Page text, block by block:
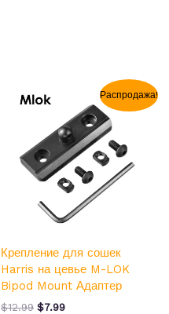
Распродажа!
Крепление для сошек
Harris на цевье M-LOK
Bipod Mount Адаптер
$12.99
Первоначальная
цена
составляла
$12.99.
$7.99
Текущая
цена:
$7.99.